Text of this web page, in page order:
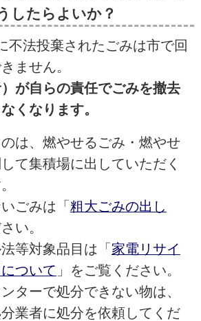
したらよいか？
不法投棄されたごみは市で回
ません。
が自らの責任でごみを撤去
くなります。
は、燃やせるごみ・燃やせ
て集積場に出していただく
ごみは「 粗大ごみの出し
い。
等対象品目は「 家電リサイ
ついて 」をご覧ください。
ターで処分できない物は、
業者に処分を依頼してくだ